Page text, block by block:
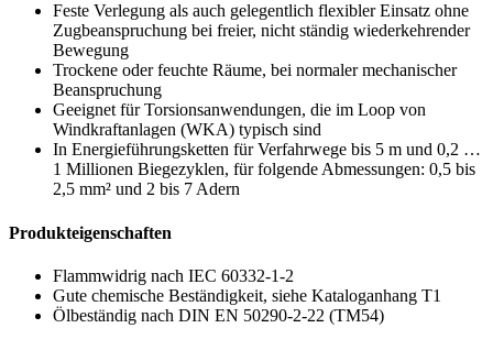
Feste Verlegung als auch gelegentlich flexibler Einsatz ohne
Zugbeanspruchung bei freier, nicht ständig wiederkehrender
Bewegung
Trockene oder feuchte Räume, bei normaler mechanischer
Beanspruchung
Geeignet für Torsionsanwendungen, die im Loop von
Windkraftanlagen (WKA) typisch sind
In Energieführungsketten für Verfahrwege bis 5 m und 0,2 …
1 Millionen Biegezyklen, für folgende Abmessungen: 0,5 bis
2,5 mm² und 2 bis 7 Adern
Produkteigenschaften
Flammwidrig nach IEC 60332-1-2
Gute chemische Beständigkeit, siehe Kataloganhang T1
Ölbeständig nach DIN EN 50290-2-22 (TM54)